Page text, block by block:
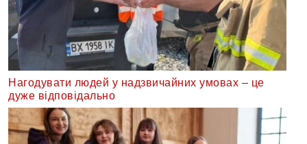
Нагодувати людей у надзвичайних умовах – це
дуже відповідально